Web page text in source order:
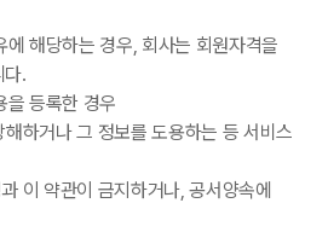
해당하는 경우, 회사는 회원자격을
다.
을 등록한 경우
하거나 그 정보를 도용하는 등 서비스
이 약관이 금지하거나, 공서양속에